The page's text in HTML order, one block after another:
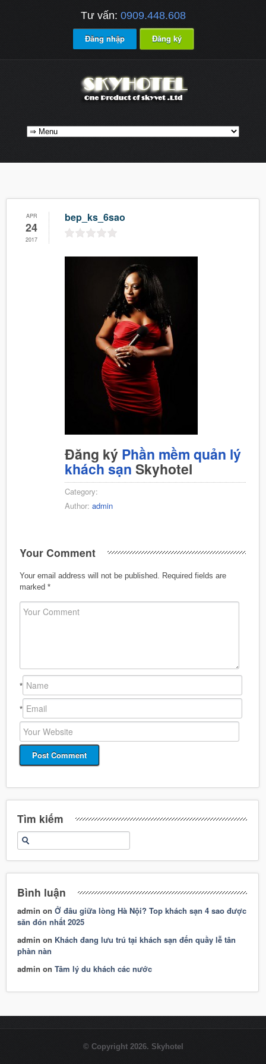
Tư vấn: 0909.448.608
Đăng nhập Đăng ký
APR
24
2017
bep_ks_6sao
Đăng ký Phần mềm quản lý
khách sạn Skyhotel
Category:
Author: admin
Your Comment
Your email address will not be published.
Required fields are
marked *
*
*
Tìm kiếm
Bình luận
admin onỞ đâu giữa lòng Hà Nội? Top khách sạn 4 sao được
săn đón nhất 2025
admin on Khách đang lưu trú tại khách sạn đến quầy lễ tân
phàn nàn
admin onTâm lý du khách các nước
© Copyright 2026. Skyhotel